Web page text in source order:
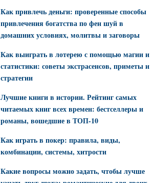
Как привлечь деньги: проверенные способы
привлечения богатства по фен шуй в
домашних условиях, молитвы и заговоры
Как выиграть в лотерею с помощью магии и
статистики: советы экстрасенсов, приметы и
стратегии
Лучшие книги в истории. Рейтинг самых
читаемых книг всех времен: бестселлеры и
романы, вошедшие в ТОП-10
Как играть в покер: правила, виды,
комбинации, системы, хитрости
Какие вопросы можно задать, чтобы лучше